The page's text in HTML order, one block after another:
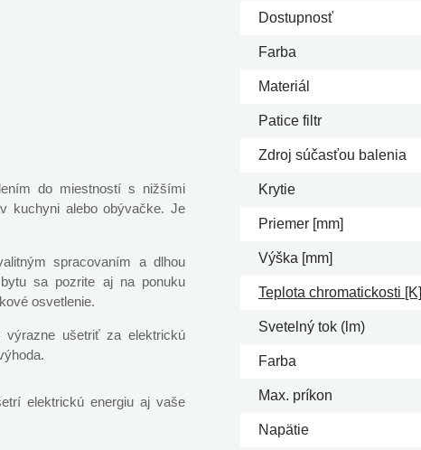
do miestností s nižšími
kuchyni alebo obývačke. Je
spracovaním a dlhou
sa pozrite aj na ponuku
osvetlenie.
výrazne ušetriť za elektrickú
elektrickú energiu aj vaše
Dostupnosť
Farba
Materiál
Patice filtr
Zdroj súčasťou balenia
Krytie
Priemer [mm]
Výška [mm]
Teplota chromatickosti [K]
Svetelný tok (lm)
Farba
Max. príkon
Napätie